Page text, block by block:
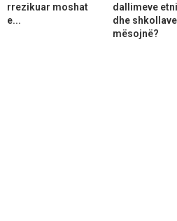
rrezikuar moshat
e...
dallimeve
dhe
mësojnë?